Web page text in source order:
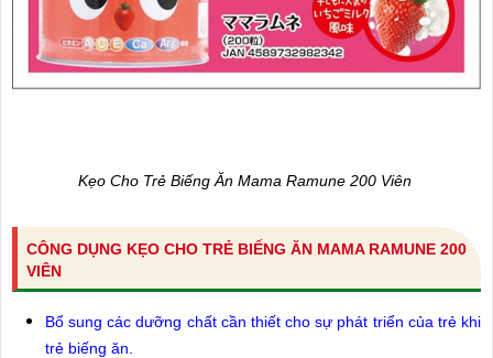
Kẹo Cho Trẻ Biếng Ăn Mama Ramune 200 Viên
CÔNG DỤNG KẸO CHO TRẺ BIẾNG ĂN MAMA RAMUNE 200
VIÊN
Bổ sung các dưỡng chất cần thiết cho sự phát triển của trẻ khi
trẻ biếng ăn.